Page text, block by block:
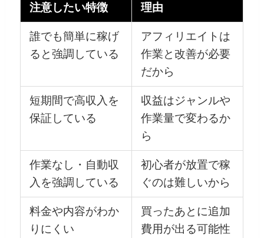
注意したい特徴 理由
誰でも簡単に稼げ
ると強調している
アフィリエイトは
作業と改善が必要
だから
短期間で高収入を
保証している
収益はジャンルや
作業量で変わるか
ら
作業なし・自動収
入を強調している
初心者が放置で稼
ぐのは難しいから
料金や内容がわか
りにくい
買ったあとに追加
費用が出る可能性